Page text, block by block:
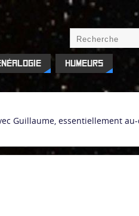
Humeurs
Guillaume, essentiellement